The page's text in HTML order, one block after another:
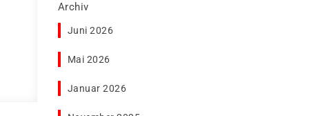
Archiv
Juni 2026
Mai 2026
Januar 2026